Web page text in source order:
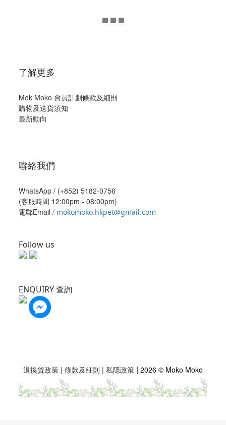
了解更多
Mok Moko 會員計劃條款及細則
購物及送貨須知
最新動向
聯絡我們
WhatsApp / (+852) 5182-0756
(客服時間 12:00pm - 08:00pm)
電郵Email / mokomoko.hkpet@gmail.com
Follow us
ENQUIRY 查詢
退換貨政策 | 條款及細則 | 私隱政策 | 2026 © Moko Moko